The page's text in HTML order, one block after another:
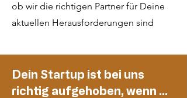
ob wir die richtigen Partner für Deine
aktuellen Herausforderungen sind
Dein Startup ist bei uns
richtig aufgehoben, wenn ...